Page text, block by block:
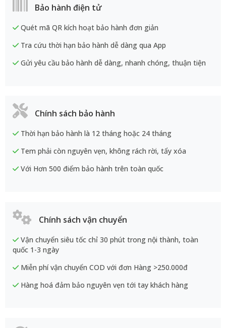
Bảo hành điện tử
Quét mã QR kích hoạt bảo hành đơn giản
Tra cứu thời hạn bảo hành dễ dàng qua App
Gửi yêu cầu bảo hành dễ dàng, nhanh chóng, thuận tiện
Chính sách bảo hành
Thời hạn bảo hành là 12 tháng hoặc 24 tháng
Tem phải còn nguyên vẹn, không rách rời, tẩy xóa
Với Hơn 500 điểm bảo hành trên toàn quốc
Chính sách vận chuyển
Vận chuyển siêu tốc chỉ 30 phút trong nội thành, toàn
quốc 1-3 ngày
Miễn phí vận chuyển COD với đơn Hàng >250.000đ
Hàng hoá đảm bảo nguyên vẹn tới tay khách hàng